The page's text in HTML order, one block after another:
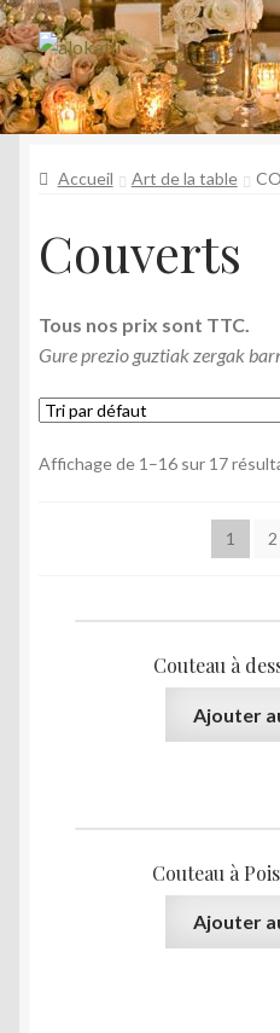
Aller
à
la
navigation
Aller
au
contenu
Catalogue
Maiz egiten diren galderak
Argazkiak
Contact
Kontaktua
Accueil Art de la table
Couverts
Tous nos prix sont TTC.
Gure prezio guztiak zergak
Affichage de 1–16 sur 17
1 2
Couteau à
Ajouter
Couteau à
Ajouter